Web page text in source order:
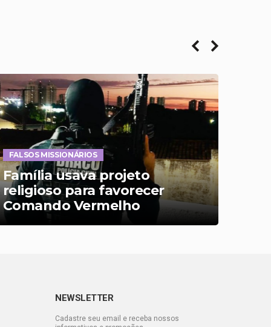
FALSOS MISSIONÁRIOS
Família usava projeto
religioso para favorecer
Comando Vermelho
NEWSLETTER
Cadastre seu email e receba nossos